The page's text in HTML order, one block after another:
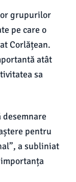
grupurilor
pe care o
Corlățean.
atât
sa
pentru
a subliniat